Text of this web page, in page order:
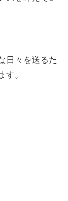
日々を送るた
す。